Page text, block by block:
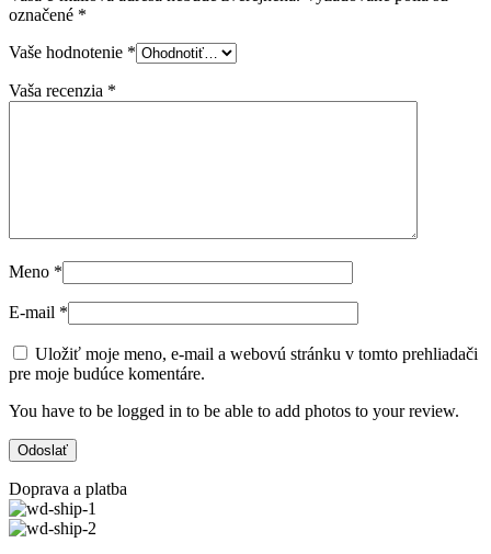
označené *
Vaše hodnotenie *
Vaša recenzia *
Meno *
E-mail *
Uložiť moje meno, e-mail a webovú stránku v tomto prehliadači
pre moje budúce komentáre.
You have to be logged in to be able to add photos to your review.
Doprava a platba